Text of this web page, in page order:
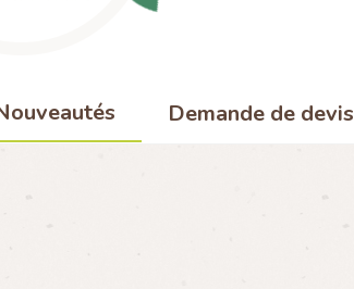
Demande de devis